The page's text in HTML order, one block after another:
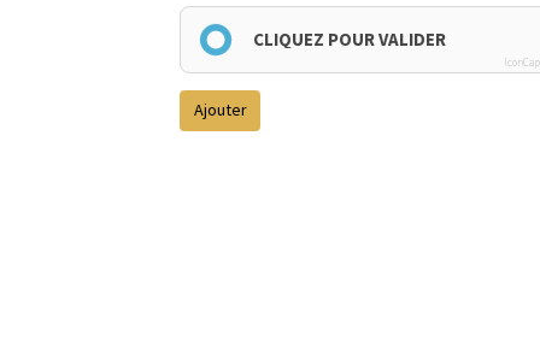
CLIQUEZ POUR VALIDER
Ajouter